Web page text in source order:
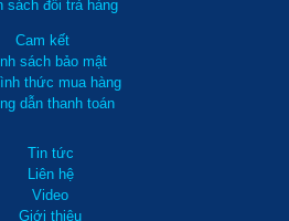
sách đổi trả hàng
Cam kết
sách bảo mật
thức mua hàng
dẫn thanh toán
Tin tức
Liên hệ
Video
Giới thiệu